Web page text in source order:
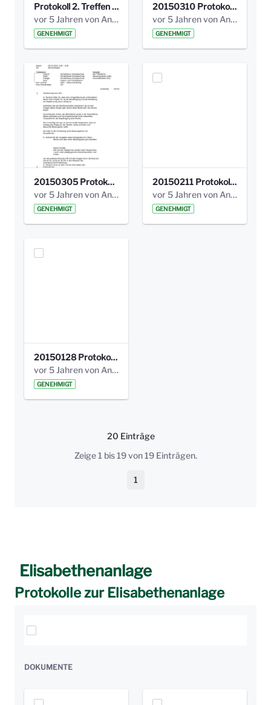
Protokoll 2. Treffen 20140315 AG Bismarckplatz.pdf
vor 5 Jahren von Anni Schlumberger
GENEHMIGT
20150310 Protokoll Bismarckplatz_UrbanG_02.pdf
vor 5 Jahren von Anni Schlumberger
GENEHMIGT
20150305 Protokoll Bismarckplatz _UrbanG_01.pdf
vor 5 Jahren von Anni Schlumberger
GENEHMIGT
20150211 Protokoll Bismarckplatz_Jugend_02b.pdf
vor 5 Jahren von Anni Schlumberger
GENEHMIGT
20150128 Protokoll Bismarckplatz_Jugend_01.pdf
vor 5 Jahren von Anni Schlumberger
GENEHMIGT
20 Einträge
Pro Seite
Zeige 1 bis 19 von 19 Einträgen.
Seite
1
Elisabethenanlage
Protokolle zur Elisabethenanlage
Elemente auswählen
DOKUMENTE